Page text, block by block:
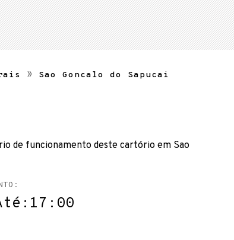
Sao Goncalo do Sapucai
de funcionamento deste cartório em Sao